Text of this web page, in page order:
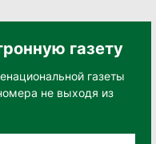
газету
газеты
не выходя из